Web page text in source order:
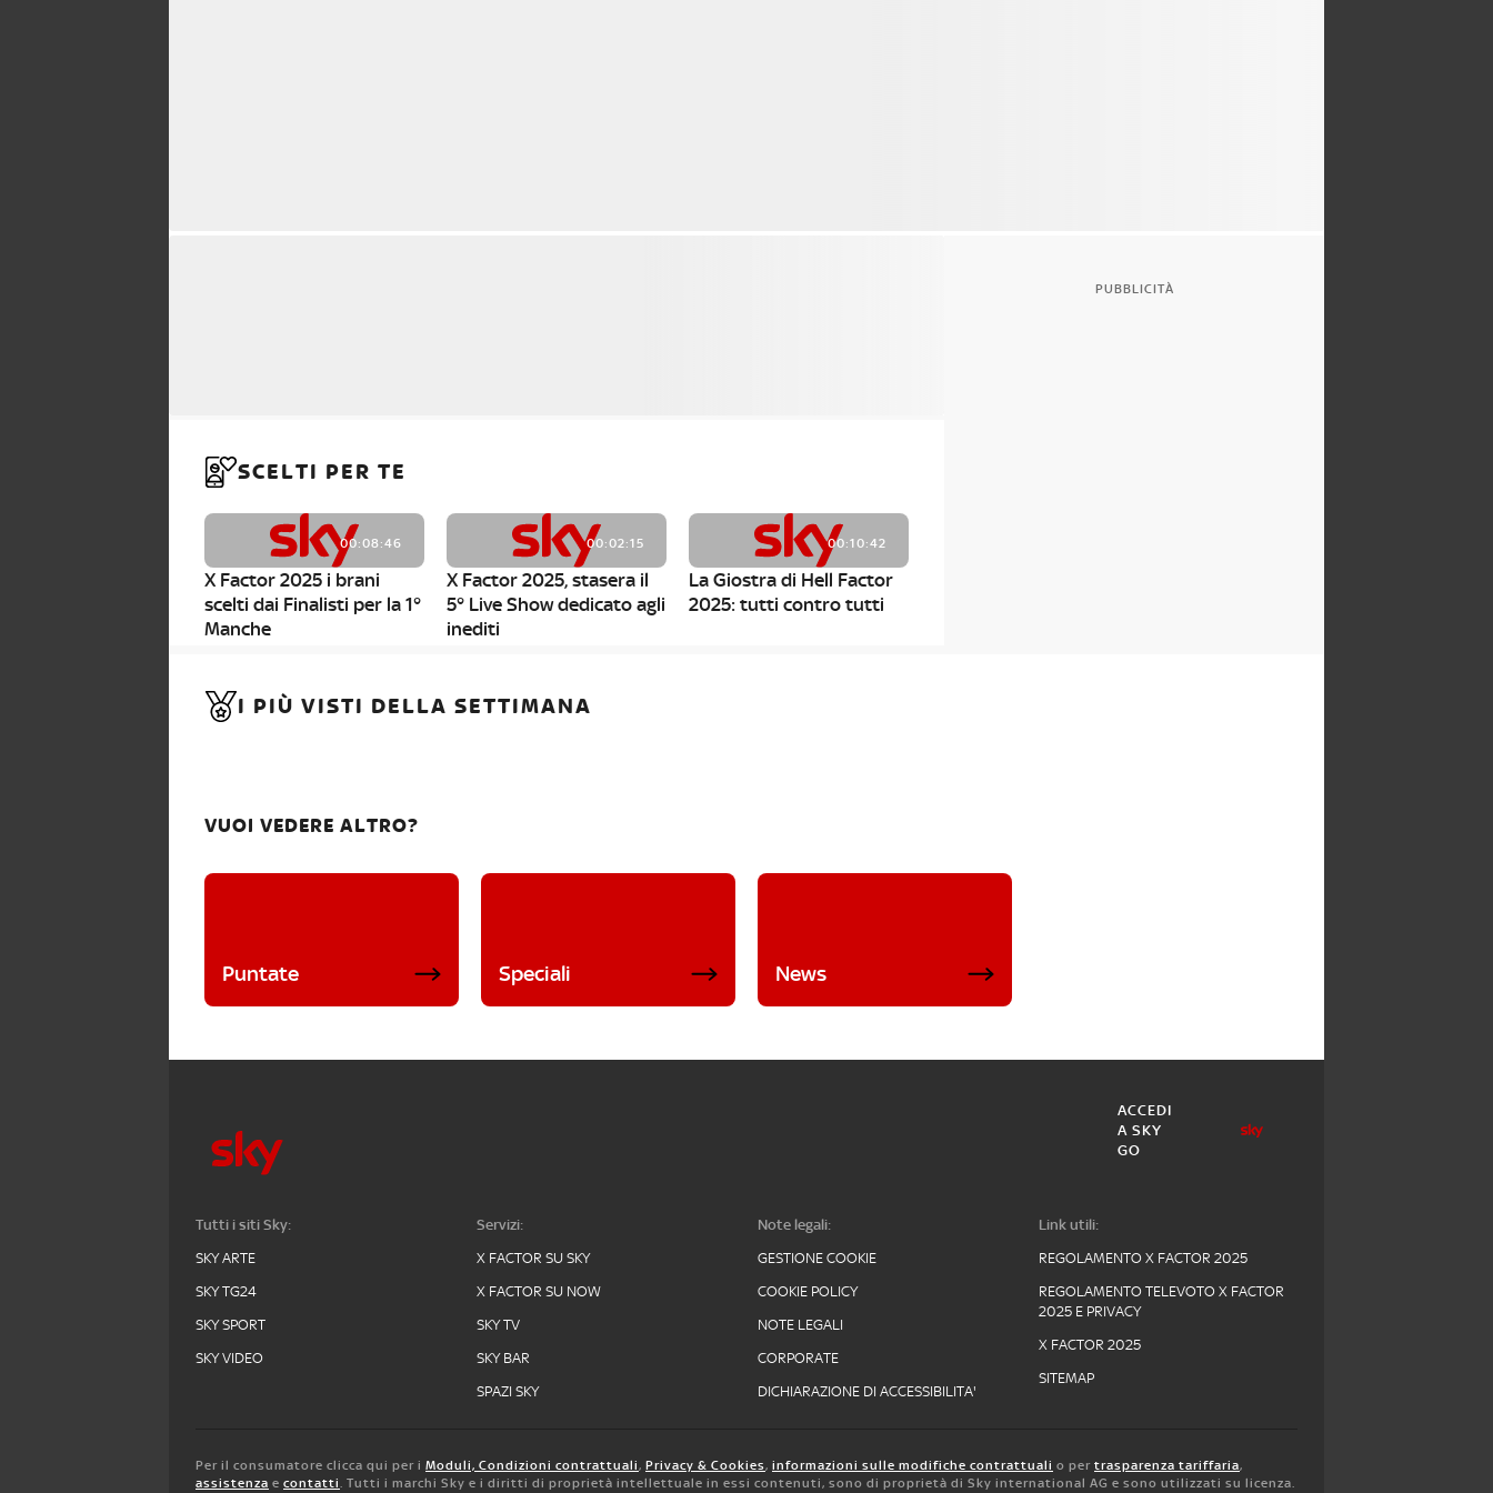
SCELTI PER TE
00:08:46
X Factor 2025 i brani
scelti dai Finalisti per la 1°
Manche
00:02:15
X Factor 2025, stasera il
5° Live Show dedicato agli
inediti
00:10:42
La Giostra di Hell Factor
2025: tutti contro tutti
PUBBLICITÀ
I PIÙ VISTI DELLA SETTIMANA
VUOI VEDERE ALTRO?
Puntate Speciali News
ACCEDI
A SKY
GO
Tutti i siti Sky:
SKY ARTE
SKY TG24
SKY SPORT
SKY VIDEO
Servizi:
X FACTOR SU SKY
X FACTOR SU NOW
SKY TV
SKY BAR
SPAZI SKY
Note legali:
GESTIONE COOKIE
COOKIE POLICY
NOTE LEGALI
CORPORATE
DICHIARAZIONE DI ACCESSIBILITA'
Link utili:
REGOLAMENTO X FACTOR 2025
REGOLAMENTO TELEVOTO X FACTOR
2025 E PRIVACY
X FACTOR 2025
SITEMAP
Per il consumatore clicca qui per i Moduli, Condizioni contrattuali, Privacy & Cookies, informazioni sulle modifiche contrattuali o per trasparenza tariffaria,
assistenza e contatti. Tutti i marchi Sky e i diritti di proprietà intellettuale in essi contenuti, sono di proprietà di Sky international AG e sono utilizzati su licenza.